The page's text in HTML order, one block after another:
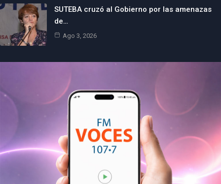
SUTEBA cruzó al Gobierno por las amenazas
de…
Ago 3, 2026